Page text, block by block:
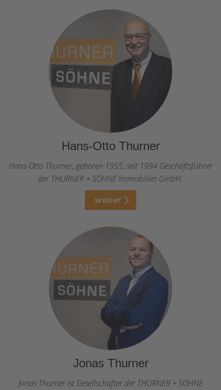
Hans-Otto Thurner
Hans-Otto Thurner, geboren 1955, seit 1994 Geschäftsführer
der THURNER + SÖHNE Immobilien GmbH.
weiter
Jonas Thurner
Jonas Thurner ist Gesellschafter der THURNER + SÖHNE